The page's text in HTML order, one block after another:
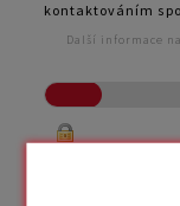
kontaktováním
Další informace